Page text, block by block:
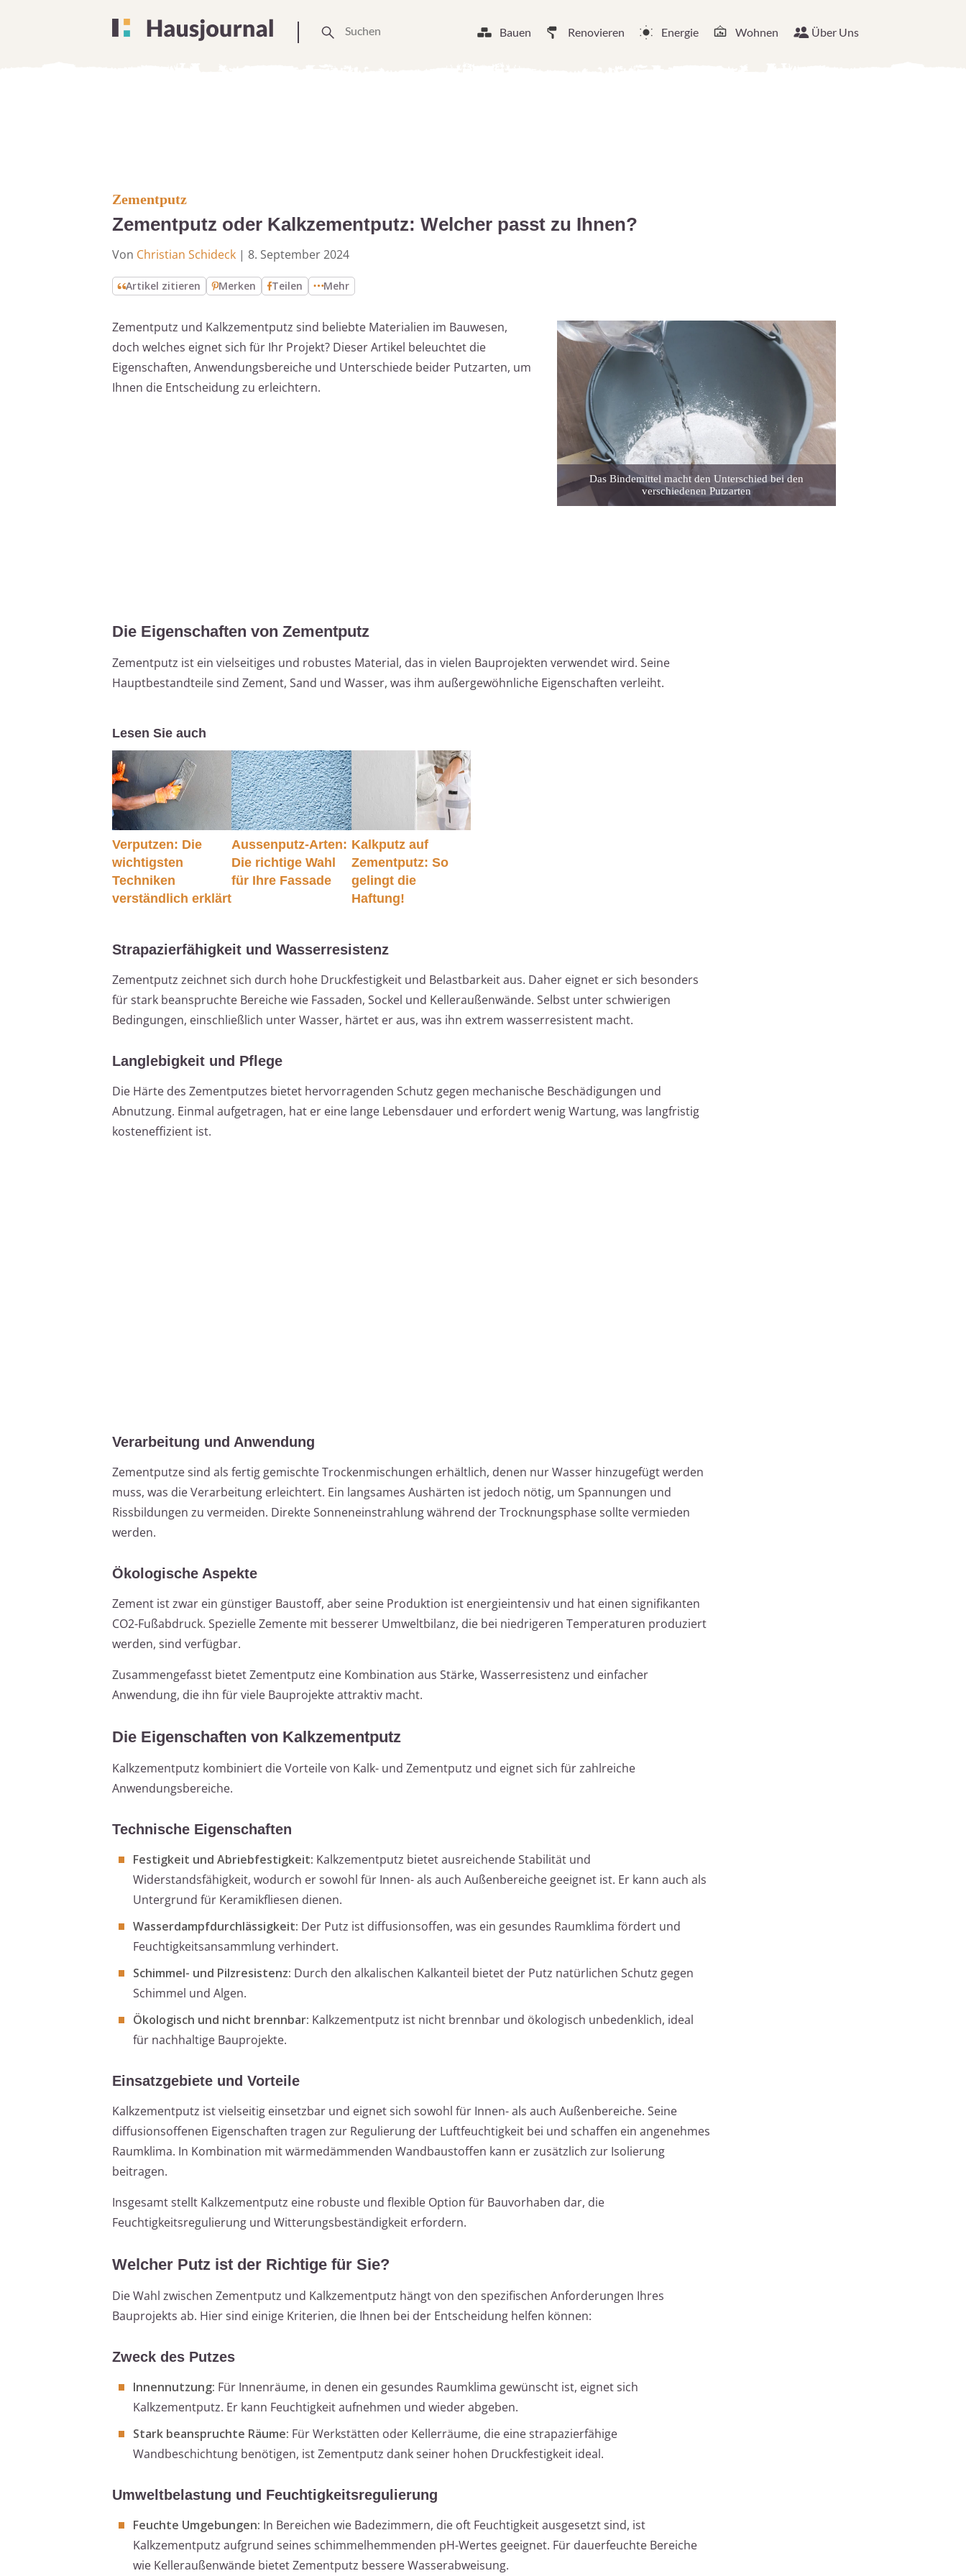
Bauen Renovieren Energie Wohnen Über Uns
Zementputz
Zementputz oder Kalkzementputz: Welcher passt zu Ihnen?
Von Christian Schideck | 8. September 2024
Artikel zitieren Merken Teilen Mehr
Zementputz und Kalkzementputz sind beliebte Materialien im Bauwesen,
doch welches eignet sich für Ihr Projekt? Dieser Artikel beleuchtet die
Eigenschaften, Anwendungsbereiche und Unterschiede beider Putzarten, um
Ihnen die Entscheidung zu erleichtern.
Das Bindemittel macht den Unterschied bei den
verschiedenen Putzarten
Die Eigenschaften von Zementputz
Zementputz ist ein vielseitiges und robustes Material, das in vielen Bauprojekten verwendet wird. Seine
Hauptbestandteile sind Zement, Sand und Wasser, was ihm außergewöhnliche Eigenschaften verleiht.
Lesen Sie auch
Verputzen: Die
wichtigsten
Techniken
verständlich erklärt
Aussenputz-Arten:
Die richtige Wahl
für Ihre Fassade
Kalkputz auf
Zementputz: So
gelingt die
Haftung!
Strapazierfähigkeit und Wasserresistenz
Zementputz zeichnet sich durch hohe Druckfestigkeit und Belastbarkeit aus. Daher eignet er sich besonders
für stark beanspruchte Bereiche wie Fassaden, Sockel und Kelleraußenwände. Selbst unter schwierigen
Bedingungen, einschließlich unter Wasser, härtet er aus, was ihn extrem wasserresistent macht.
Langlebigkeit und Pflege
Die Härte des Zementputzes bietet hervorragenden Schutz gegen mechanische Beschädigungen und
Abnutzung. Einmal aufgetragen, hat er eine lange Lebensdauer und erfordert wenig Wartung, was langfristig
kosteneffizient ist.
Verarbeitung und Anwendung
Zementputze sind als fertig gemischte Trockenmischungen erhältlich, denen nur Wasser hinzugefügt werden
muss, was die Verarbeitung erleichtert. Ein langsames Aushärten ist jedoch nötig, um Spannungen und
Rissbildungen zu vermeiden. Direkte Sonneneinstrahlung während der Trocknungsphase sollte vermieden
werden.
Ökologische Aspekte
Zement ist zwar ein günstiger Baustoff, aber seine Produktion ist energieintensiv und hat einen signifikanten
CO2-Fußabdruck. Spezielle Zemente mit besserer Umweltbilanz, die bei niedrigeren Temperaturen produziert
werden, sind verfügbar.
Zusammengefasst bietet Zementputz eine Kombination aus Stärke, Wasserresistenz und einfacher
Anwendung, die ihn für viele Bauprojekte attraktiv macht.
Die Eigenschaften von Kalkzementputz
Kalkzementputz kombiniert die Vorteile von Kalk- und Zementputz und eignet sich für zahlreiche
Anwendungsbereiche.
Technische Eigenschaften
Festigkeit und Abriebfestigkeit: Kalkzementputz bietet ausreichende Stabilität und
Widerstandsfähigkeit, wodurch er sowohl für Innen- als auch Außenbereiche geeignet ist. Er kann auch als
Untergrund für Keramikfliesen dienen.
Wasserdampfdurchlässigkeit: Der Putz ist diffusionsoffen, was ein gesundes Raumklima fördert und
Feuchtigkeitsansammlung verhindert.
Schimmel- und Pilzresistenz: Durch den alkalischen Kalkanteil bietet der Putz natürlichen Schutz gegen
Schimmel und Algen.
Ökologisch und nicht brennbar: Kalkzementputz ist nicht brennbar und ökologisch unbedenklich, ideal
für nachhaltige Bauprojekte.
Einsatzgebiete und Vorteile
Kalkzementputz ist vielseitig einsetzbar und eignet sich sowohl für Innen- als auch Außenbereiche. Seine
diffusionsoffenen Eigenschaften tragen zur Regulierung der Luftfeuchtigkeit bei und schaffen ein angenehmes
Raumklima. In Kombination mit wärmedämmenden Wandbaustoffen kann er zusätzlich zur Isolierung
beitragen.
Insgesamt stellt Kalkzementputz eine robuste und flexible Option für Bauvorhaben dar, die
Feuchtigkeitsregulierung und Witterungsbeständigkeit erfordern.
Welcher Putz ist der Richtige für Sie?
Die Wahl zwischen Zementputz und Kalkzementputz hängt von den spezifischen Anforderungen Ihres
Bauprojekts ab. Hier sind einige Kriterien, die Ihnen bei der Entscheidung helfen können:
Zweck des Putzes
Innennutzung: Für Innenräume, in denen ein gesundes Raumklima gewünscht ist, eignet sich
Kalkzementputz. Er kann Feuchtigkeit aufnehmen und wieder abgeben.
Stark beanspruchte Räume: Für Werkstätten oder Kellerräume, die eine strapazierfähige
Wandbeschichtung benötigen, ist Zementputz dank seiner hohen Druckfestigkeit ideal.
Umweltbelastung und Feuchtigkeitsregulierung
Feuchte Umgebungen: In Bereichen wie Badezimmern, die oft Feuchtigkeit ausgesetzt sind, ist
Kalkzementputz aufgrund seines schimmelhemmenden pH-Wertes geeignet. Für dauerfeuchte Bereiche
wie Kelleraußenwände bietet Zementputz bessere Wasserabweisung.